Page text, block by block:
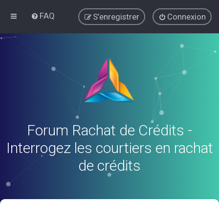
FAQ Connexion
S’enregistrer
Forum Rachat de Crédits -
Interrogez les courtiers en rachat
de crédits